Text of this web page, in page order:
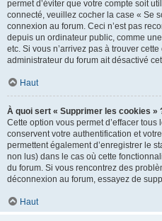
permet d’éviter que votre compte soit
connecté, veuillez cocher la case « Se
connexion au forum. Ceci n’est pas
depuis un ordinateur public, comme
etc. Si vous n’arrivez pas à trouver
administrateur du forum ait désactivé
Haut
À quoi sert « Supprimer les cookies »
Cette option vous permet d’effacer
conservent votre authentification et
permettent également d’enregistrer le
non lus) dans le cas où cette
du forum. Si vous rencontrez des
déconnexion au forum, essayez de
Haut